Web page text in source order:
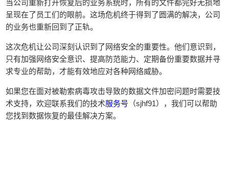
当公司重新打开恢复后的业务系统时，所有的文件都完好无损地
呈现在了员工们的眼前。这场危机终于得到了圆满的解决，公司
的业务也重新回到了正轨。
这次危机让公司深刻认识到了网络安全的重要性。他们意识到，
只有加强网络安全意识、提高防范能力、定期备份重要数据并寻
求专业的帮助，才能有效地应对各种网络威胁。
如果您在面对被勒索病毒攻击导致的数据文件加密问题时需要技
术支持，欢迎联系我们的技术服务号 （sjhf91），我们可以帮助
您找到数据恢复的最佳解决方案。